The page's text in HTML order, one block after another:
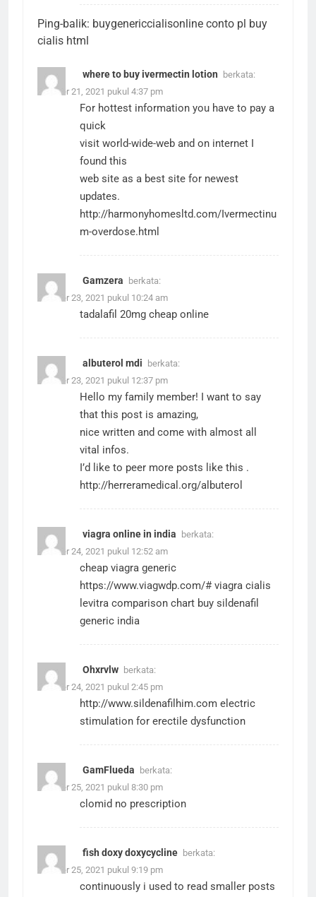
Ping-balik: buygenericcialisonline conto pl buy
cialis html
where to buy ivermectin lotion
berkata:
Oktober 21, 2021 pukul 4:37 pm
For hottest information you have to pay a
quick
visit world-wide-web and on internet I
found this
web site as a best site for newest
updates.
http://harmonyhomesltd.com/Ivermectinu
m-overdose.html
Gamzera
berkata:
Oktober 23, 2021 pukul 10:24 am
tadalafil 20mg cheap online
albuterol mdi
berkata:
Oktober 23, 2021 pukul 12:37 pm
Hello my family member! I want to say
that this post is amazing,
nice written and come with almost all
vital infos.
I’d like to peer more posts like this .
http://herreramedical.org/albuterol
viagra online in india
berkata:
Oktober 24, 2021 pukul 12:52 am
cheap viagra generic
https://www.viagwdp.com/# viagra cialis
levitra comparison chart buy sildenafil
generic india
Ohxrvlw berkata:
Oktober 24, 2021 pukul 2:45 pm
http://www.sildenafilhim.com electric
stimulation for erectile dysfunction
GamFlueda
berkata:
Oktober 25, 2021 pukul 8:30 pm
clomid no prescription
fish doxy doxycycline berkata:
Oktober 25, 2021 pukul 9:19 pm
continuously i used to read smaller posts